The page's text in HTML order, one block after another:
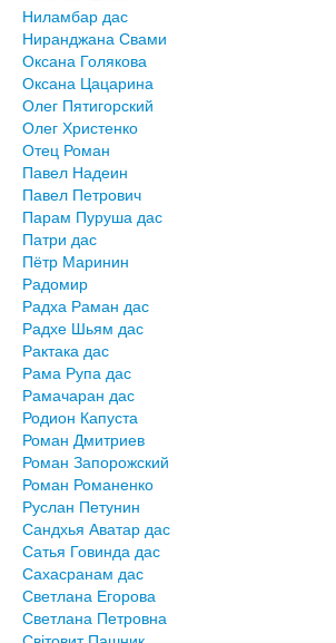
Ниламбар дас
Ниранджана Свами
Оксана Голякова
Оксана Цацарина
Олег Пятигорский
Олег Христенко
Отец Роман
Павел Надеин
Павел Петрович
Парам Пуруша дас
Патри дас
Пётр Маринин
Радомир
Радха Раман дас
Радхе Шьям дас
Рактака дас
Рама Рупа дас
Рамачаран дас
Родион Капуста
Роман Дмитриев
Роман Запорожский
Роман Романенко
Руслан Петунин
Сандхья Аватар дас
Сатья Говинда дас
Сахасранам дас
Светлана Егорова
Светлана Петровна